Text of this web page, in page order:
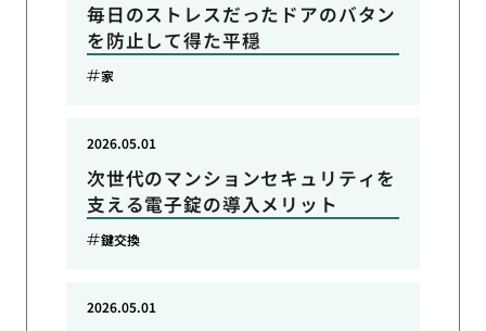
毎日のストレスだったドアのバタン
を防止して得た平穏
家
次世代のマンションセキュリティを
支える電子錠の導入メリット
2026.05.01
鍵交換
2026.05.01